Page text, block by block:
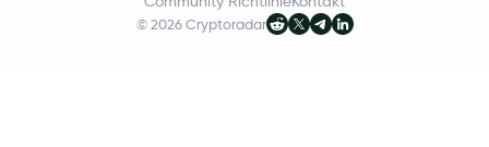
© 2026 Cryptoradar